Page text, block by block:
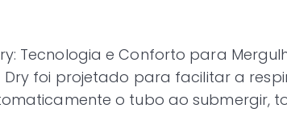
Tecnologia e Conforto para
Dry foi projetado para facilitar a
o tubo ao